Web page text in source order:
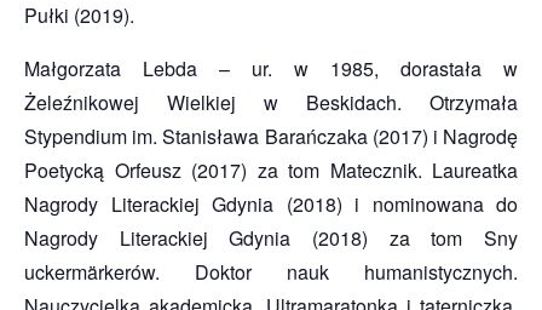
Pułki (2019).
Małgorzata Lebda – ur. w 1985, dorastała w
Żeleźnikowej Wielkiej w Beskidach. Otrzymała
Stypendium im. Stanisława Barańczaka (2017) i Nagrodę
Poetycką Orfeusz (2017) za tom Matecznik. Laureatka
Nagrody Literackiej Gdynia (2018) i nominowana do
Nagrody Literackiej Gdynia (2018) za tom Sny
uckermärkerów. Doktor nauk humanistycznych.